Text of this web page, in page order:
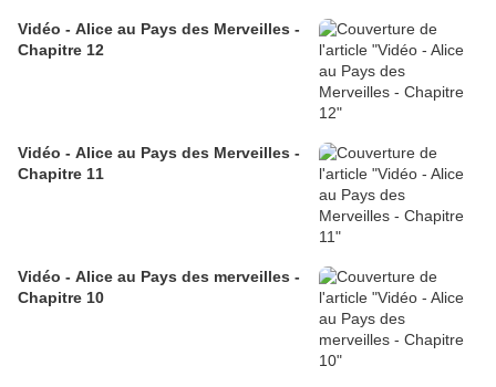
Vidéo - Alice au Pays des Merveilles -
Chapitre 12
Vidéo - Alice au Pays des Merveilles -
Chapitre 11
Vidéo - Alice au Pays des merveilles -
Chapitre 10